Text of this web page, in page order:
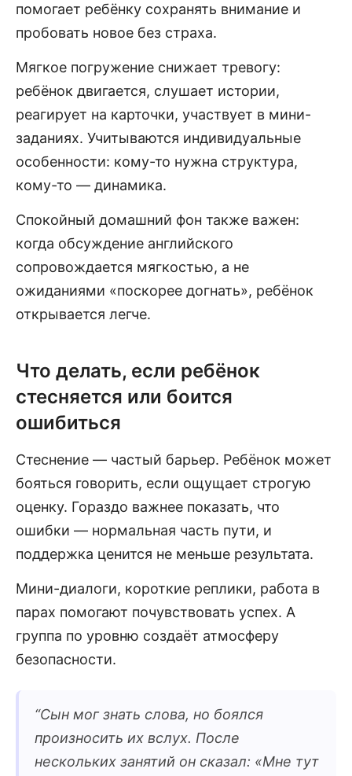
помогает ребёнку сохранять внимание и
пробовать новое без страха.
Мягкое погружение снижает тревогу:
ребёнок двигается, слушает истории,
реагирует на карточки, участвует в мини-
заданиях. Учитываются индивидуальные
особенности: кому-то нужна структура,
кому-то — динамика.
Спокойный домашний фон также важен:
когда обсуждение английского
сопровождается мягкостью, а не
ожиданиями «поскорее догнать», ребёнок
открывается легче.
Что делать, если ребёнок
стесняется или боится
ошибиться
Стеснение — частый барьер. Ребёнок может
бояться говорить, если ощущает строгую
оценку. Гораздо важнее показать, что
ошибки — нормальная часть пути, и
поддержка ценится не меньше результата.
Мини-диалоги, короткие реплики, работа в
парах помогают почувствовать успех. А
группа по уровню создаёт атмосферу
безопасности.
“Сын мог знать слова, но боялся
произносить их вслух. После
нескольких занятий он сказал: «Мне тут